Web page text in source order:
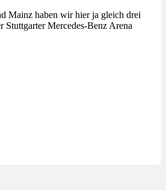
Mainz haben wir hier ja gleich drei
Mercedes-Benz Arena